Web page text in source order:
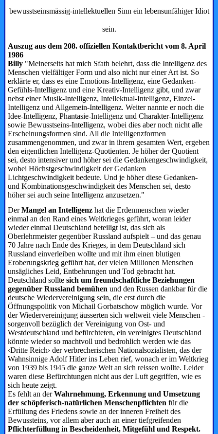
bewusstseinsmässig-intellektuellen Sinn ein lebens­unfähiger Idiot
sein.
Auszug aus dem 208. offiziellen Kontaktbericht vom 8. April
1986
Billy "Meinerseits hat mich Sfath belehrt, dass die Intelligenz des
Menschen vielfältiger Form und also nicht nur einer Art ist. So
erklärte er, dass es eine Emotions-Intelligenz, eine Gedanken-
Gefühls-­Intelligenz und eine Kreativ-Intelligenz gibt, und zwar
nebst einer Musik-Intelligenz, Intellektual-Intelligenz, Einzel-
Intelligenz und Allgemein-Intelligenz. Weiter nannte er noch die
Idee-Intelligenz, Phantasie-Intelligenz und Charakter-Intelligenz
sowie Bewusstseins-Intelligenz, wobei dies aber noch nicht alle
Erscheinungsformen sind. All die Intelligenzformen
zusammengenommen, und zwar in ihrem gesamten Wert, ergeben
den eigentlichen Intelligenz-Quotienten. Je höher der Quotient
sei, desto intensiver und höher sei die Gedankengeschwindigkeit,
wobei Höchstgeschwindigkeit der Gedanken
Lichtgeschwindigkeit bedeute. Und je höher diese Gedanken-
und Kombinationsgeschwindigkeit des Menschen sei, desto
höher sei auch seine Intelligenz anzusetzen."
DerMangel an Intelligenz hat die Erdenmenschen wieder
einmal an den Rand eines Weltkrieges geführt, woran leider
wieder einmal Deutschland beteiligt ist, das sich als
Oberlehrmeister gegenüber Russland aufspielt – und das genau
70 Jahre nach Ende des Krieges, in dem Deutschland sich
Russland einverleiben wollte und mit ihm einen blutigen
Eroberungskrieg geführt hat, der vielen Millionen Menschen
unsägliches Leid, Entbehrungen und Tod gebracht hat.
Deutschland solltesich um freundschaftliche Beziehungen
gegenüber Russland bemühen und den Russen dankbar für die
deutsche Wiedervereinigung sein, die erst durch die
Öffnungspolitik von Michail ­Gorbatschow möglich wurde. Vor
der Wiedervereinigung äusserten sich weltweit viele Menschen ­
sorgenvoll bezüglich der Vereinigung von Ost- und
Westdeutschland und befürchteten, ein vereinigtes Deutschland
könnte wieder so machtvoll und bedrohlich werden wie das
‹Dritte Reich› der verbrecherischen Nationalsozialisten, das der
Wahnsinnige Adolf Hitler ins Leben rief, wonach er im Weltkrieg
von 1939 bis 1945 die ganze Welt an sich reissen wollte. Leider
waren diese Befürchtungen nicht aus der Luft gegriffen, wie es
sich heute zeigt.
Es fehlt an derWahrnehmung, Erkennung und Umsetzung
der schöpferisch-natürlichen Menschen­pflichten für die
Erfüllung des Friedens sowie an der inneren Freiheit des
Bewussteins, vor allem aber auch an einer tiefgreifenden
Pflichterfüllung in Bescheidenheit, Mitgefühl und Respekt.